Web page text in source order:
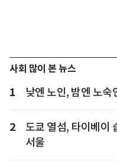
사회 많이 본 뉴스
1 낮엔 노인, 밤엔 노
2
도쿄 열섬, 타이베이
서울